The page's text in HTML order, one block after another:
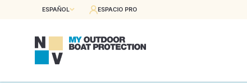
ESPAÑOL ESPACIO PRO